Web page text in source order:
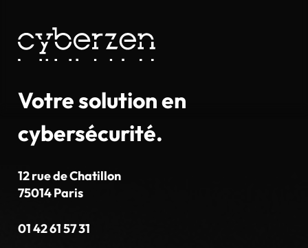
Votre solution en
cybersécurité.
12 rue de Chatillon
75014 Paris
01 42 61 57 31